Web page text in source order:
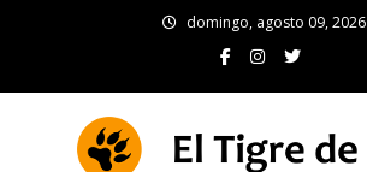
domingo, agosto 09, 2026